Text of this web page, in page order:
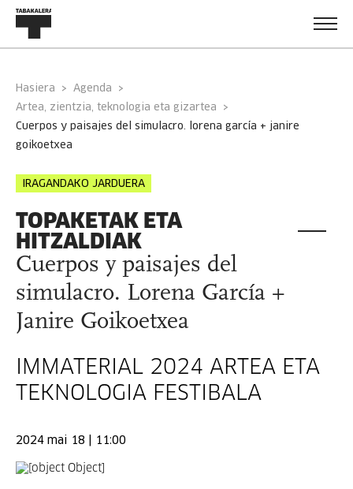
Hasiera
Agenda
Artea, zientzia, teknologia eta gizartea
cuerpos y paisajes del simulacro. lorena garcía + janire
goikoetxea
IRAGANDAKO JARDUERA
TOPAKETAK ETA
HITZALDIAK
Cuerpos y paisajes del
simulacro. Lorena García +
Janire Goikoetxea
IMMATERIAL 2024 ARTEA ETA
TEKNOLOGIA FESTIBALA
2024 mai 18 | 11:00